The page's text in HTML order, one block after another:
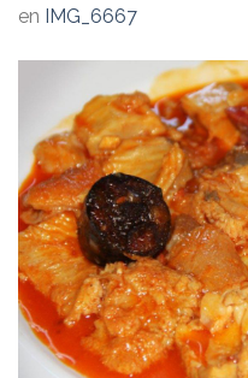
en
IMG_6667